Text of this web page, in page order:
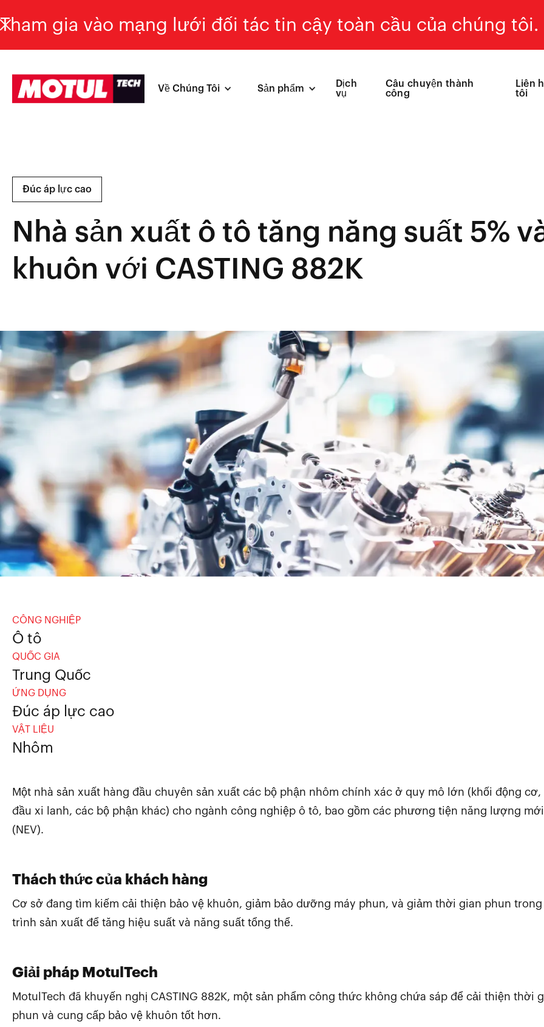
Tham gia vào mạng lưới đối tác tin cậy toàn cầu của chúng tôi.
Về Chúng Tôi Sản phẩm
Dịch
vụ
Câu chuyện thành
công
Liên
tôi
Đúc áp lực cao
Nhà sản xuất ô tô tăng năng suất 5%
khuôn với CASTING 882K
CÔNG NGHIỆP
Ô tô
QUỐC GIA
Trung Quốc
ỨNG DỤNG
Đúc áp lực cao
VẬT LIỆU
Nhôm
Một nhà sản xuất hàng đầu chuyên sản xuất các bộ phận nhôm chính xác ở quy mô lớn (khối động cơ,
đầu xi lanh, các bộ phận khác) cho ngành công nghiệp ô tô, bao gồm các phương tiện năng lượng mới
(NEV).
Thách thức của khách hàng
Cơ sở đang tìm kiếm cải thiện bảo vệ khuôn, giảm bảo dưỡng máy phun, và giảm thời gian phun trong
trình sản xuất để tăng hiệu suất và năng suất tổng thể.
Giải pháp MotulTech
MotulTech đã khuyến nghị CASTING 882K, một sản phẩm công thức không chứa sáp để cải thiện thời
phun và cung cấp bảo vệ khuôn tốt hơn.